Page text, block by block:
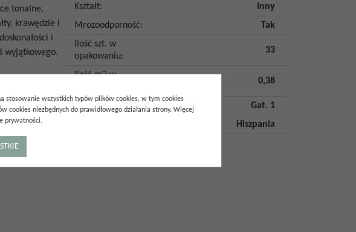
tonalne,
krawędzie i
i
wyjątkowego.
stosować
Kształt:
Inny
Mrozoodporność:
Tak
Ilość szt. w
opakowaniu:
33
Ilość m2 w
0,38
Gatunek
Gat. 1
Hiszpania
stosowanie wszystkich typów plików cookies, w tym cookies
cookies niezbędnych do prawidłowego działania strony. Więcej
prywatności.